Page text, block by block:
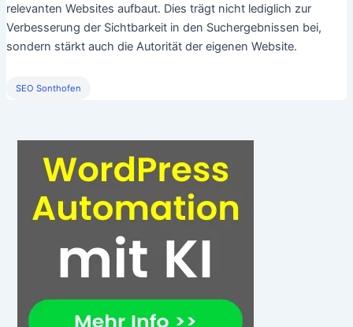
relevanten Websites aufbaut. Dies trägt nicht lediglich zur
Verbesserung der Sichtbarkeit in den Suchergebnissen bei,
sondern stärkt auch die Autorität der eigenen Website.
SEO Sonthofen